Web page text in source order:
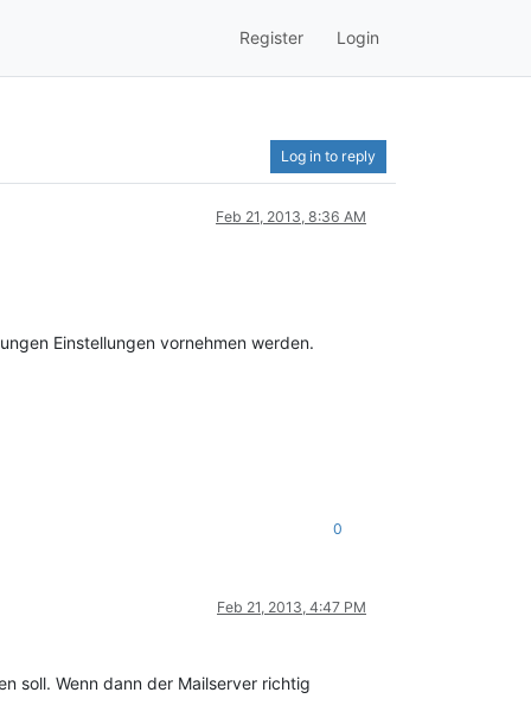
Register Login
Log in to reply
Feb 21, 2013, 8:36 AM
Einstellungen vornehmen werden.
0
Feb 21, 2013, 4:47 PM
soll. Wenn dann der Mailserver richtig